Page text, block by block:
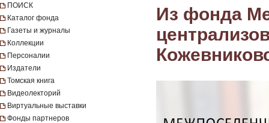
ПОИСК
Каталог фонда
Газеты и журналы
Коллекции
Персоналии
Издатели
Томская книга
Видеолекторий
Виртуальные выставки
Фонды партнеров
Из фонда